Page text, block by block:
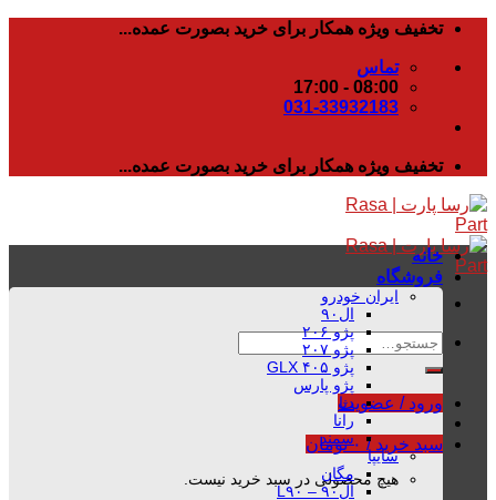
رفتن
محتوا
تخفیف ویژه همکار برای خرید بصورت عمده...
تماس
08:00 - 17:00
031-33932183
تخفیف ویژه همکار برای خرید بصورت عمده...
جستجو
ورود / عضویت
سبد خرید / ۰ تومان
هیچ محصولی در سبد خرید نیست.
خانه
فروشگاه
ایران خودرو
ال۹۰
پژو ۲۰۶
پژو ۲۰۷
پژو ۴۰۵ GLX
پژو پارس
دنا
رانا
سمند
سایپا
مگان
ال۹۰ – L۹۰